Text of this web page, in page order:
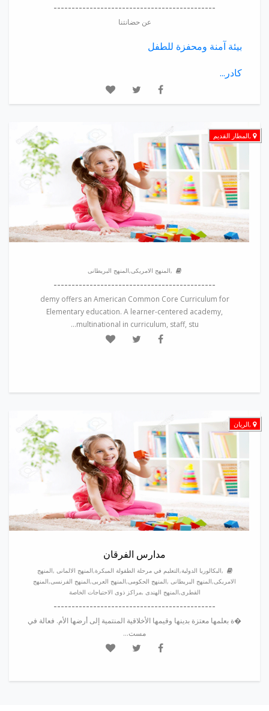
---------------------------------------------
عن حضانتنا
بيئة آمنة ومحفزة للطفل
كادر...
,المطار القديم
,المنهج الامريكى,المنهج البريطانى
---------------------------------------------
demy offers an American Common Core Curriculum for
Elementary education. A learner-centered academy,
multinational in curriculum, staff, stu...
,الريان
مدارس الفرقان
,البكالوريا الدولية,التعليم في مرحلة الطفولة المبكرة,المنهج الالمانى ,المنهج
الامريكى,المنهج البريطانى ,المنهج الحكومى,المنهج العربى,المنهج الفرنسى,المنهج
القطرى,المنهج الهندى ,مراكز ذوى الاحتياجات الخاصة
---------------------------------------------
�ة بعلمها معتزة بدينها وقيمها الأخلاقية المنتمية إلى أرضها الأم. فعالة في
مست...